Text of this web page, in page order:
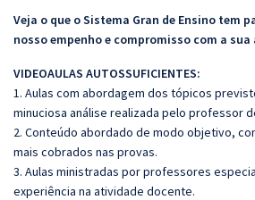
Veja o que o Sistema Gran de Ensino tem
nosso empenho e compromisso com a
VIDEOAULAS AUTOSSUFICIENTES:
1. Aulas com abordagem dos tópicos
minuciosa análise realizada pelo professor
2. Conteúdo abordado de modo objetivo,
mais cobrados nas provas.
3. Aulas ministradas por professores
experiência na atividade docente.